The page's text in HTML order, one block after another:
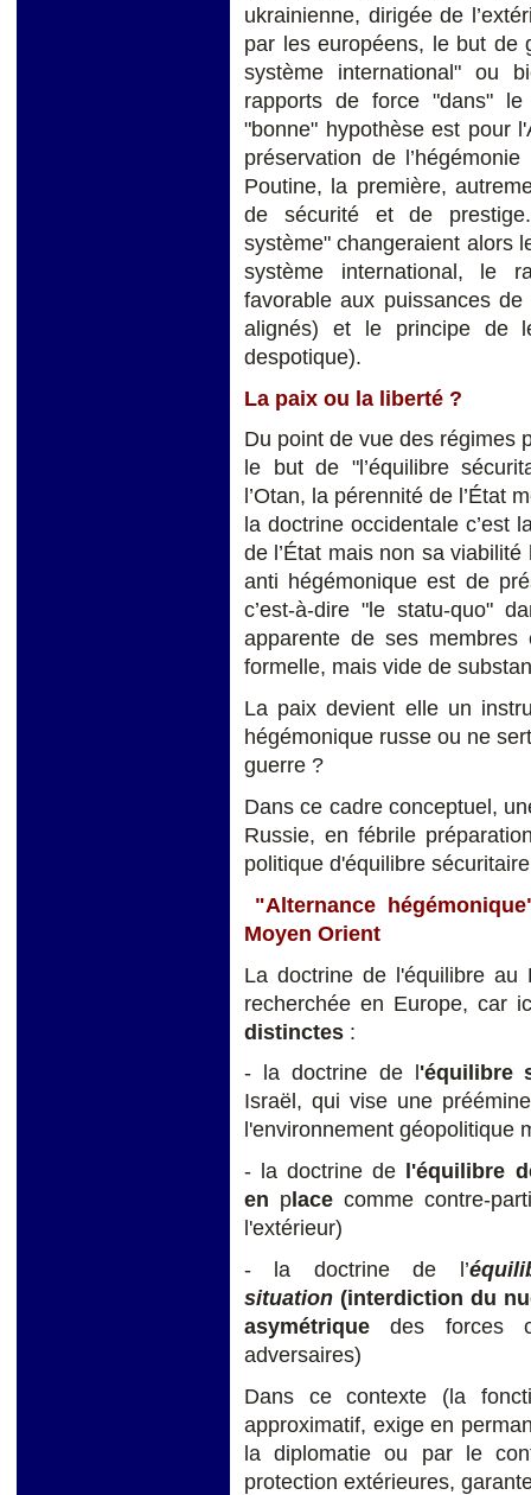
ukrainienne, dirigée de
par les européens, le but de
système international" ou
rapports de force "dans"
"bonne" hypothèse est pour
préservation de
Poutine, la première,
de sécurité et de
système" changeraient alors
système international, le
favorable aux puissances
alignés) et le principe de
despotique).
La paix ou la liberté ?
Du point de vue des régimes
le but de "l’équilibre
l’Otan, la pérennité de l’État
la doctrine occidentale c’est
de l’État mais non sa
anti hégémonique est de
c’est-à-dire "le statu-quo"
apparente de ses membres
formelle, mais vide de
La paix devient elle un
hégémonique russe ou ne
guerre ?
Dans ce cadre conceptuel,
Russie, en fébrile
politique d'équilibre
"Alternance
Moyen Orient
La doctrine de l'équilibre au
recherchée en Europe, car
distinctes :
- la doctrine de l 'équilibre
Israël, qui vise une
l'environnement géopolitique
- la doctrine de
l'équilibre
en place comme contre-
l'extérieur)
- la doctrine de l’
situation (interdiction du
asymétriquedes forces
adversaires)
Dans ce contexte (la
approximatif, exige en
la diplomatie ou par le
protection extérieures,